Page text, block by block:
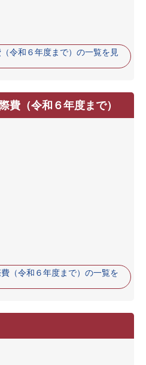
令和６年度まで）の一覧を見
費（令和６年度まで）
（令和６年度まで）の一覧を